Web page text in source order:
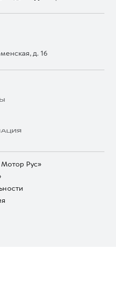
д. 16
Рус»